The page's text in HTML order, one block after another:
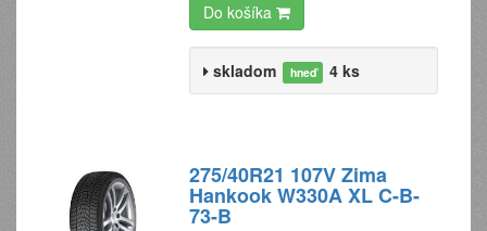
Do košíka
skladom hneď 4 ks
275/40R21 107V Zima
Hankook W330A XL C-B-
73-B